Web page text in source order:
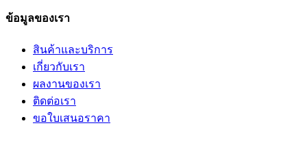
ข้อมูลของเรา
สินค้าและบริการ
เกี่ยวกับเรา
ผลงานของเรา
ติดต่อเรา
ขอใบเสนอราคา